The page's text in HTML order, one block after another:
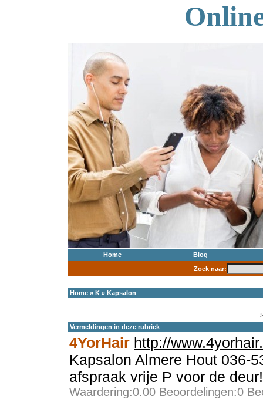
Home
Blog
Zoek naar:
Home » K » Kapsalon
Vermeldingen in deze rubriek
4YorHair http://
Kapsalon Almere Hout 036-
afspraak vrije P voor de deur!
Waardering:0.00 Beoordelingen:0